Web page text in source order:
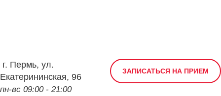
г. Пермь, ул.
Екатерининская, 96
пн-вс 09:00 - 21:00
ЗАПИСАТЬСЯ НА ПРИЕМ